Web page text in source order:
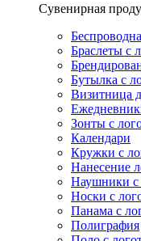
Сувенирная
Браслеты с
Бутылка с
Визитница
Зонты с
Календари
Кружки с
Нанесение
Наушники с
Носки с
Панама с
Полиграфия